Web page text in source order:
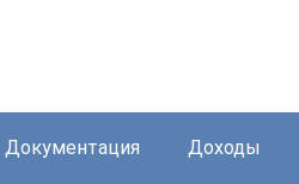
Документация Доходы